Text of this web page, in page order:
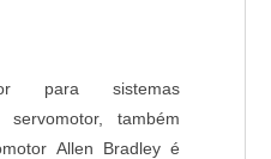
para sistemas
servomotor, também
Allen Bradley é